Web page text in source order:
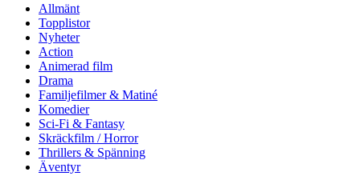
Allmänt
Topplistor
Nyheter
Action
Animerad film
Drama
Familjefilmer & Matiné
Komedier
Sci-Fi & Fantasy
Skräckfilm / Horror
Thrillers & Spänning
Äventyr